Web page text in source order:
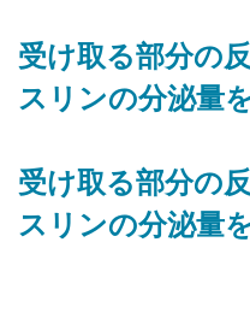
受け取る部分の
スリンの分泌量
受け取る部分の
スリンの分泌量